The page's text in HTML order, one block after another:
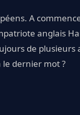
A
anglais
de plusieurs
dernier mot ?